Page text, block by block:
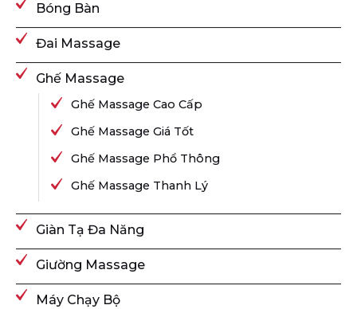
Bóng Bàn
Đai Massage
Ghế Massage
Ghế Massage Cao Cấp
Ghế Massage Giá Tốt
Ghế Massage Phổ Thông
Ghế Massage Thanh Lý
Giàn Tạ Đa Năng
Giường Massage
Máy Chạy Bộ